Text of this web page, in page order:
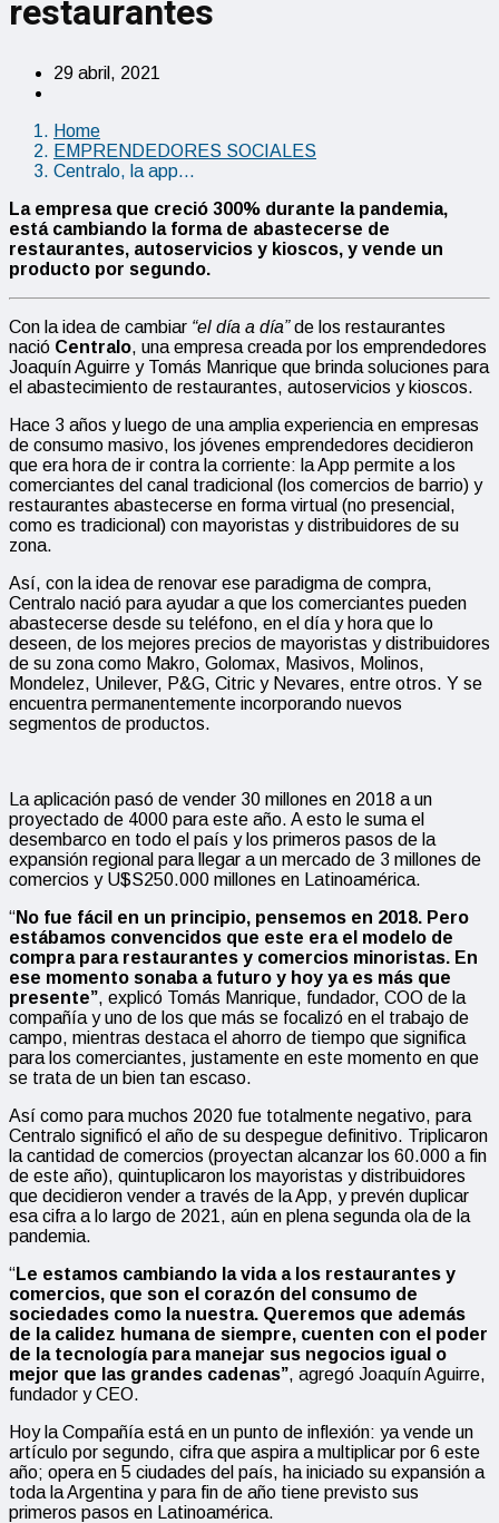
restaurantes
29 abril, 2021
Home
EMPRENDEDORES SOCIALES
Centralo, la app…
La empresa que creció 300% durante la pandemia,
está cambiando la forma de abastecerse de
restaurantes, autoservicios y kioscos, y vende un
producto por segundo.
Con la idea de cambiar “el día a día”de los restaurantes
nació Centralo, una empresa creada por los emprendedores
Joaquín Aguirre y Tomás Manrique que brinda soluciones para
el abastecimiento de restaurantes, autoservicios y kioscos.
Hace 3 años y luego de una amplia experiencia en empresas
de consumo masivo, los jóvenes emprendedores decidieron
que era hora de ir contra la corriente: la App permite a los
comerciantes del canal tradicional (los comercios de barrio) y
restaurantes abastecerse en forma virtual (no presencial,
como es tradicional) con mayoristas y distribuidores de su
zona.
Así, con la idea de renovar ese paradigma de compra,
Centralo nació para ayudar a que los comerciantes pueden
abastecerse desde su teléfono, en el día y hora que lo
deseen, de los mejores precios de mayoristas y distribuidores
de su zona como Makro, Golomax, Masivos, Molinos,
Mondelez, Unilever, P&G, Citric y Nevares, entre otros. Y se
encuentra permanentemente incorporando nuevos
segmentos de productos.
La aplicación pasó de vender 30 millones en 2018 a un
proyectado de 4000 para este año. A esto le suma el
desembarco en todo el país y los primeros pasos de la
expansión regional para llegar a un mercado de 3 millones de
comercios y U$S250.000 millones en Latinoamérica.
“No fue fácil en un principio, pensemos en 2018. Pero
estábamos convencidos que este era el modelo de
compra para restaurantes y comercios minoristas. En
ese momento sonaba a futuro y hoy ya es más que
presente”, explicó Tomás Manrique, fundador, COO de la
compañía y uno de los que más se focalizó en el trabajo de
campo, mientras destaca el ahorro de tiempo que significa
para los comerciantes, justamente en este momento en que
se trata de un bien tan escaso.
Así como para muchos 2020 fue totalmente negativo, para
Centralo significó el año de su despegue definitivo. Triplicaron
la cantidad de comercios (proyectan alcanzar los 60.000 a fin
de este año), quintuplicaron los mayoristas y distribuidores
que decidieron vender a través de la App, y prevén duplicar
esa cifra a lo largo de 2021, aún en plena segunda ola de la
pandemia.
“Le estamos cambiando la vida a los restaurantes y
comercios, que son el corazón del consumo de
sociedades como la nuestra. Queremos que además
de la calidez humana de siempre, cuenten con el poder
de la tecnología para manejar sus negocios igual o
mejor que las grandes cadenas”, agregó Joaquín Aguirre,
fundador y CEO.
Hoy la Compañía está en un punto de inflexión: ya vende un
artículo por segundo, cifra que aspira a multiplicar por 6 este
año; opera en 5 ciudades del país, ha iniciado su expansión a
toda la Argentina y para fin de año tiene previsto sus
primeros pasos en Latinoamérica.